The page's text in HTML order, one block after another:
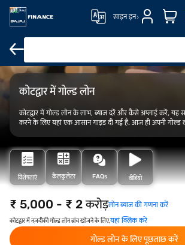
साइन इन
ओवरव्यू
कोटद्वार में गोल्ड लोन
कोटद्वार में गोल्ड लोन के लाभ, ब्याज दरें और कैसे अप्लाई करें,
करने के लिए यहां एक आसान गाइड दी गई है. आज ही अपनी गोल्ड
विशेषताएं कैलकुलेटर FAQs वीडियो
₹ 5,000 - ₹ 2 करोड़लोन ब्याज की गणना करें
कोटद्वार में नज़दीकी गोल्ड लोन ब्रांच खोजने के लिए,यहां क्लिक करें
गोल्ड लोन के लिए पूछताछ करें